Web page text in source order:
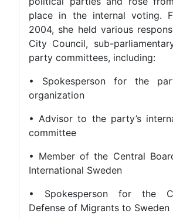
place in the internal
2004, she held various
City Council, sub-
party committees, including:
• Spokesperson for the
organization
• Advisor to the party’s
committee
• Member of the Central
International Sweden
• Spokesperson for
Defense of Migrants to